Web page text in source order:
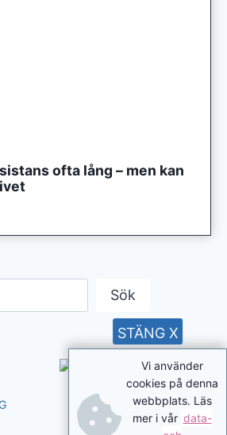
ofta lång – men kan
Sök
Vi använder
cookies på denna
webbplats. Läs
mer i vår data-
STÄNG X